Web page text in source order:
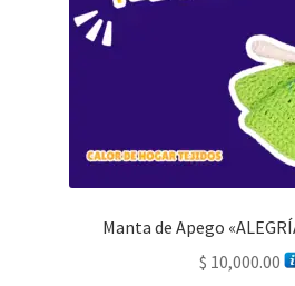
Manta de Apego
$ 10,000.00